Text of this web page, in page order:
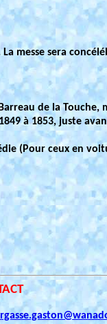
messe sera
de la
à 1853, juste
(Pour ceux en